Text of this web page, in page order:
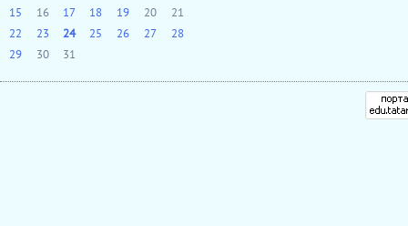
15
16 17 18 19 20
21
22
23 24 25 26 27
28
29
30 31